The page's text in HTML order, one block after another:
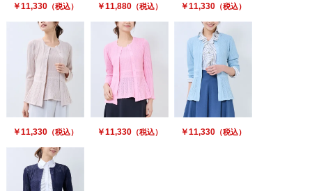
￥11,330（税込） ￥11,880（税込） ￥11,330 （税込）
￥11,330（税込） ￥11,330（税込） ￥11,330 （税込）